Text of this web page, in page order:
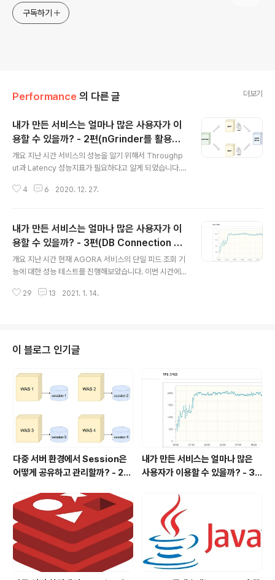
구독하기
Performance 의 다른 글 더보기
내가 만든 서비스는 얼마나 많은 사용자가 이
용할 수 있을까? - 2편(nGrinder를 활용한
성능테스트)
개요 지난 시간 서비스의 성능을 알기 위해서 Throughp
ut과 Latency 성능지표가 필요하다고 알게 되었습니다.
하를 발생시키는 방법에 대해 알아보겠습니다. 또한 AGO
겠습니다. 먼저 부하를 발생시키는 도구에 대해서 알아볼
까요? nGrinder에 대해서 알아보자! nGrinder는 네이버
에서 The Grinder라는 성능 테스트 도구를 기반으로 제
작한 오픈소스 성능 테스트 솔루션입니다. 스크립트 생성
과 테스트 실행, 모니터링 및 결과 보고서 생성을 통합된 W
eb UI를 통해 사용할 수 있으므로 성능 테스트를 보다 쉽
4 6 2020. 12. 27.
내가 만든 서비스는 얼마나 많은 사용자가 이
용할 수 있을까? - 3편(DB Connection Po
ol)
개요 지난 시간 현재 AGORA 서비스의 단일 피드 조회 기
능에 대한 성능 테스트를 진행해보았습니다. 이번 시간에
보면서 발생하는 성능 변화에 대해 알아보겠습니다. 먼저
nection이란 WAS와 데이터베이스 사이의 연결을 의미
합니다. 해당 클라이언트와 서버 사이의 연결을 위해서는
필요합니다. 3-way-handshaking은 3번의 패킷 교환
을 통해 소켓을 형성하고 통신을 준비하는 과정을 의미..
29 13 2021. 1. 14.
이 블로그 인기글
다중 서버 환경에서 Session은
어떻게 공유하고 관리할까? - 2편
lustering, Session Storag
e 분리)
내가 만든 서비스는 얼마나 많은
사용자가 이용할 수 있을까? - 3